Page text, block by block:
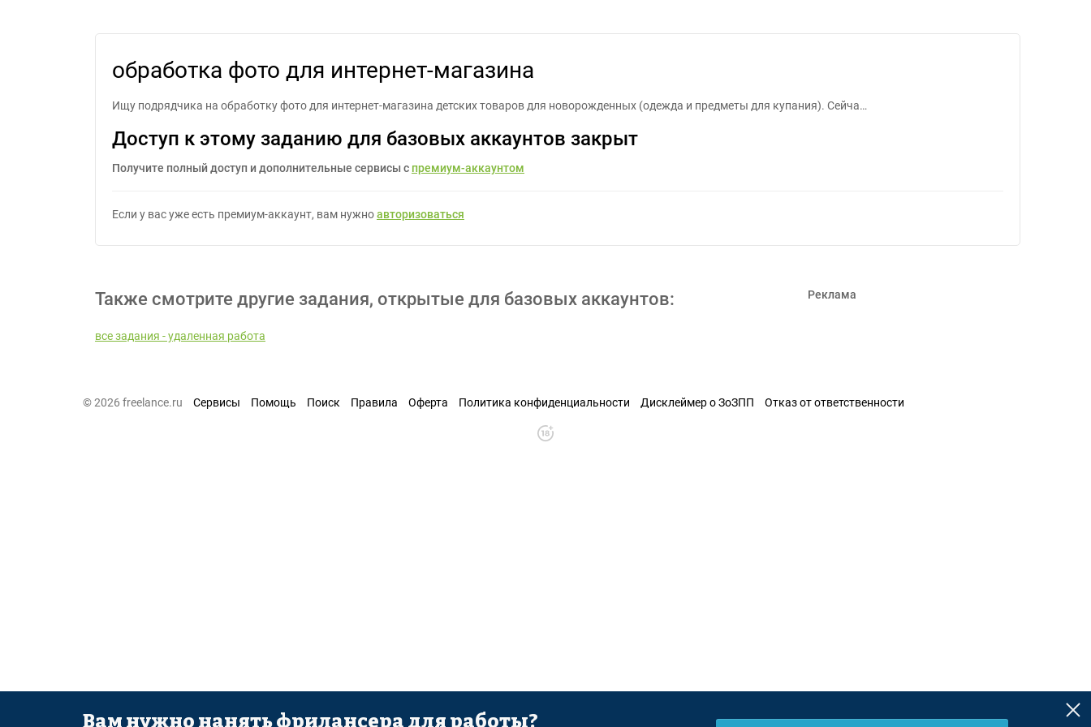
обработка фото для интернет-магазина
Ищу подрядчика на обработку фото для интернет-магазина детских товаров для новорожденных (одежда и предметы для купания). Сейча…
Доступ к этому заданию для базовых аккаунтов закрыт
Получите полный доступ и дополнительные сервисы с премиум-аккаунтом
Если у вас уже есть премиум-аккаунт, вам нужноавторизоваться
Также смотрите другие задания, открытые для базовых аккаунтов:
все задания - удаленная работа
Реклама
© 2026 freelance.ru Сервисы Помощь Поиск Правила Оферта Политика конфиденциальности Дисклеймер о ЗоЗПП Отказ от ответственности
Вам нужно нанять фрилансера для работы?